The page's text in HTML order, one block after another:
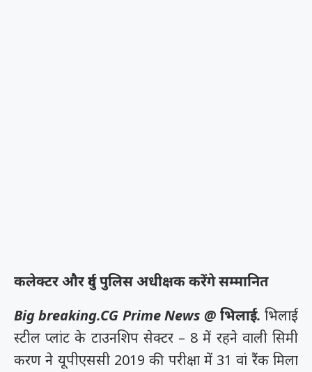
कलेक्टर और दुर्ग पुलिस अधीक्षक करेंगे सम्मानित
Big breaking.CG Prime News @ भिलाई. भिलाई
स्टील प्लांट के टाउनशिप सेक्टर – 8 में रहने वाली सिमी
करण ने यूपीएससी 2019 की परीक्षा में 31 वां रैंक मिला